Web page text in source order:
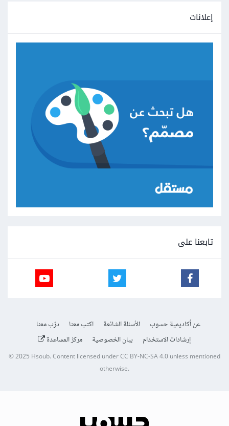
إعلانات
تابعنا على
عن أكاديمية حسوب الأسئلة الشائعة اكتب معنا
درّب معنا
إرشادات الاستخدام
بيان الخصوصية مركز المساعدة
© 2025Hsoub.Content licensed underCC BY-NC-SA 4.0unless mentioned
otherwise.